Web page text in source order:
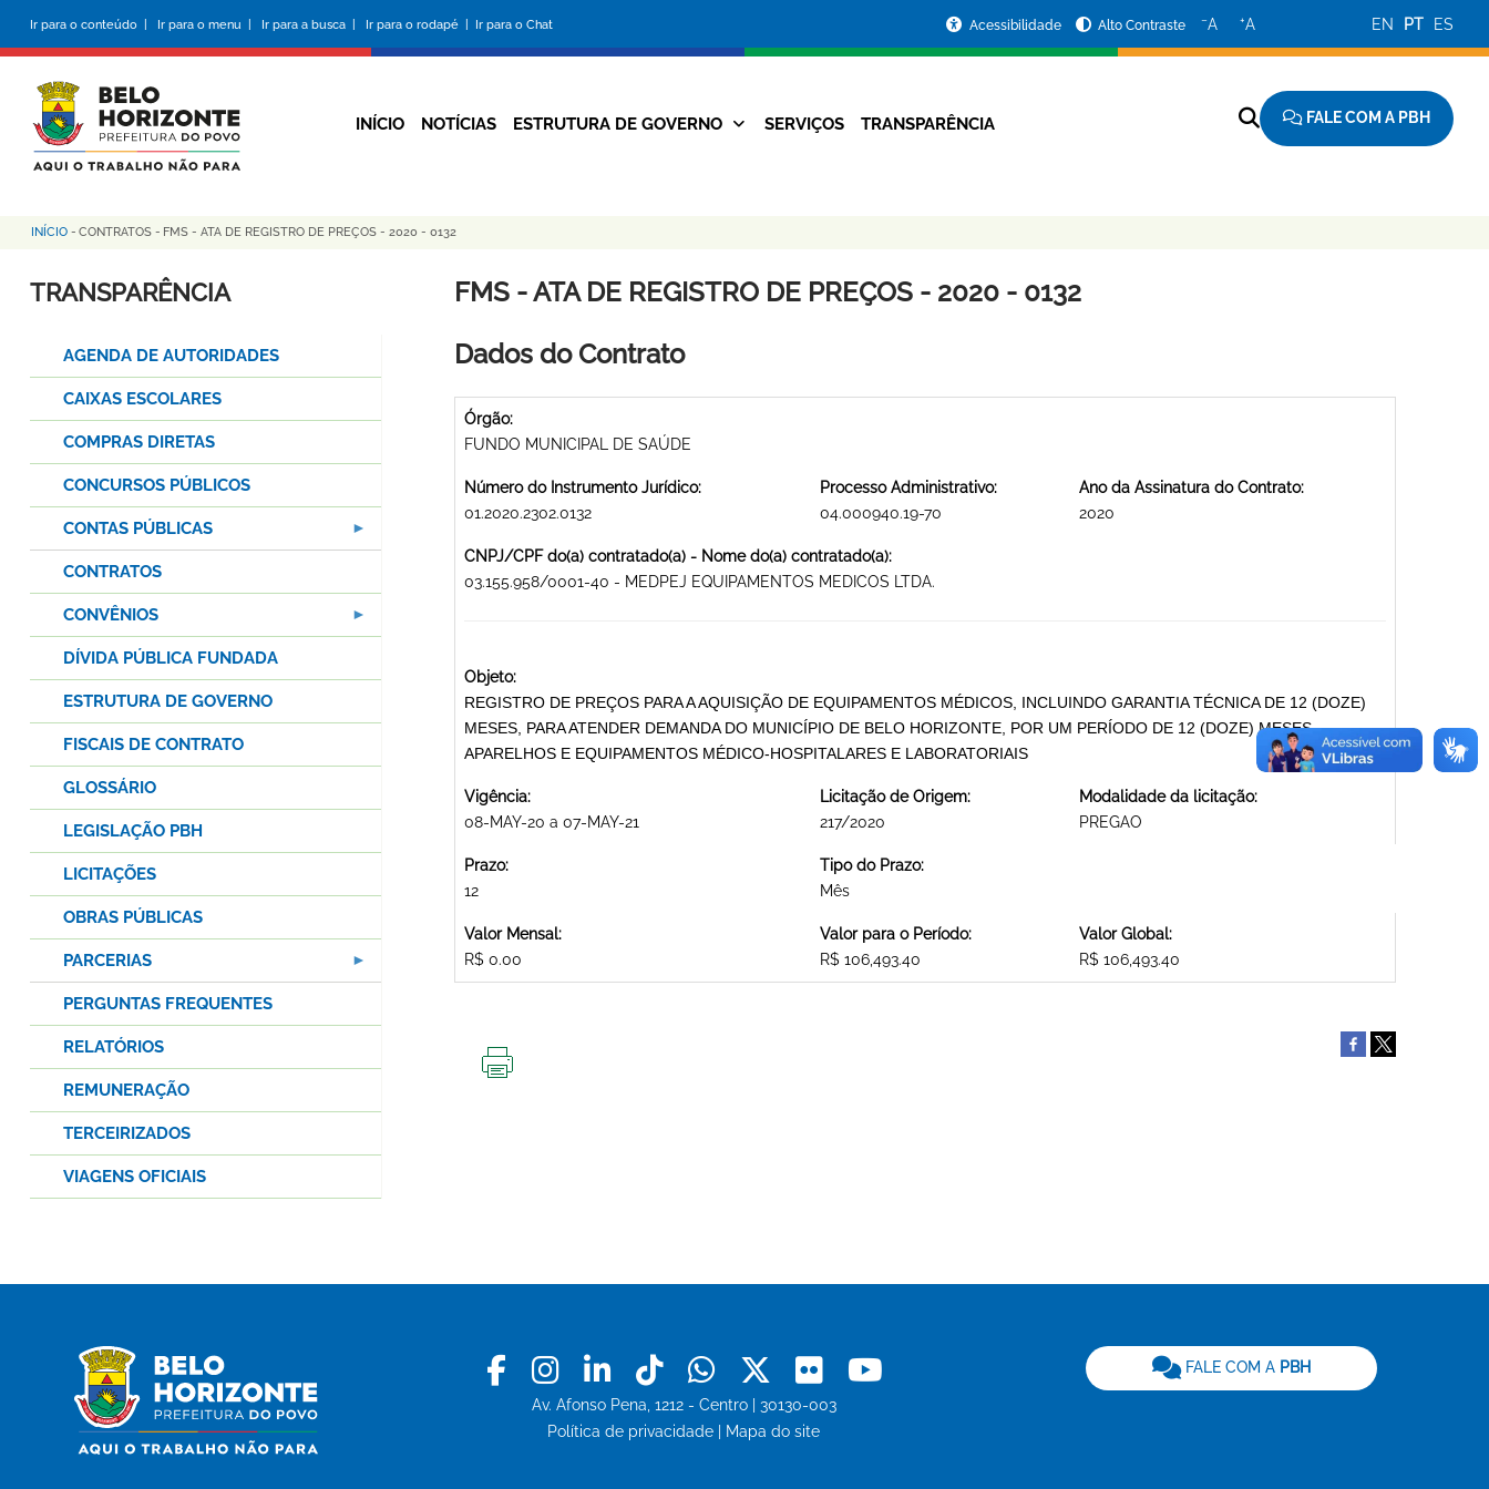
conteúdo
principal
Ir para o conteúdo | Ir para o menu | Ir para a busca | Ir para o rodapé | Ir para o Chat
da
Prefeitura
Acessibilidade Alto Contraste −A +A EN PT ES
Navegação
INÍCIO NOTÍCIAS ESTRUTURA DE GOVERNO SERVIÇOS TRANSPARÊNCIA FALE COM A PBH
Trilha
de
INÍCIO - CONTRATOS - FMS - ATA DE REGISTRO DE PREÇOS - 2020 - 0132
FMS - ATA DE REGISTRO DE PREÇOS - 2020 - 0132
Dados do Contrato
Órgão:
FUNDO MUNICIPAL DE SAÚDE
Número do Instrumento Jurídico:
01.2020.2302.0132
Processo Administrativo:
04.000940.19-70
Ano da Assinatura do Contrato:
2020
CNPJ/CPF do(a) contratado(a) - Nome do(a) contratado(a):
03.155.958/0001-40 - MEDPEJ EQUIPAMENTOS MEDICOS LTDA.
Objeto:
REGISTRO DE PREÇOS PARA A AQUISIÇÃO DE EQUIPAMENTOS MÉDICOS, INCLUINDO GARANTIA TÉCNICA DE 12 (DOZE)
MESES, PARA ATENDER DEMANDA DO MUNICÍPIO DE BELO HORIZONTE, POR UM PERÍODO DE 12 (DOZE) MESES.
APARELHOS E EQUIPAMENTOS MÉDICO-HOSPITALARES E LABORATORIAIS
Vigência:
08-MAY-20 a 07-MAY-21
Licitação de Origem:
217/2020
Modalidade da licitação:
PREGAO
Prazo:
12
Tipo do Prazo:
Mês
Valor Mensal:
R$ 0.00
Valor para o Período:
R$ 106,493.40
Valor Global:
R$ 106,493.40
TRANSPARÊNCIA
AGENDA DE AUTORIDADES
CAIXAS ESCOLARES
COMPRAS DIRETAS
CONCURSOS PÚBLICOS
CONTAS PÚBLICAS
CONTRATOS
CONVÊNIOS
DÍVIDA PÚBLICA FUNDADA
ESTRUTURA DE GOVERNO
FISCAIS DE CONTRATO
GLOSSÁRIO
LEGISLAÇÃO PBH
LICITAÇÕES
OBRAS PÚBLICAS
PARCERIAS
PERGUNTAS FREQUENTES
RELATÓRIOS
REMUNERAÇÃO
TERCEIRIZADOS
VIAGENS OFICIAIS
Facebook
Instagram
LinkedinTiktokWhatsapp
X Flickr
Av. Afonso Pena, 1212 - Centro | 30130-003
Política de privacidade
Mapa do site
FALE COM A PBH